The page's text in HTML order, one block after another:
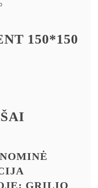
150*150
GRILIO